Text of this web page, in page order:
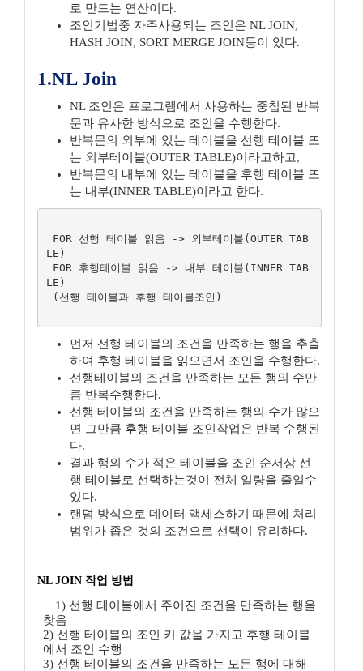
로 만드는 연산이다.
조인기법중 자주사용되는 조인은 NL JOIN,
HASH JOIN, SORT MERGE JOIN등이 있다.
1.NL Join
NL 조인은 프로그램에서 사용하는 중첩된 반복
문과 유사한 방식으로 조인을 수행한다.
반복문의 외부에 있는 테이블을 선행 테이블 또
는 외부테이블(OUTER TABLE)이라고하고,
반복문의 내부에 있는 테이블을 후행 테이블 또
는 내부(INNER TABLE)이라고 한다.
LE)
LE)
먼저 선행 테이블의 조건을 만족하는 행을 추출
하여 후행 테이블을 읽으면서 조인을 수행한다.
선행테이블의 조건을 만족하는 모든 행의 수만
큼 반복수행한다.
선행 테이블의 조건을 만족하는 행의 수가 많으
면 그만큼 후행 테이블 조인작업은 반복 수행된
다.
결과 행의 수가 적은 테이블을 조인 순서상 선
행 테이블로 선택하는것이 전체 일량을 줄일수
있다.
랜덤 방식으로 데이터 액세스하기 때문에 처리
범위가 좁은 것의 조건으로 선택이 유리하다.
NL JOIN 작업 방법
1) 선행 테이블에서 주어진 조건을 만족하는 행을
찾음
2) 선행 테이블의 조인 키 값을 가지고 후행 테이블
에서 조인 수행
3) 선행 테이블의 조건을 만족하는 모든 행에 대해